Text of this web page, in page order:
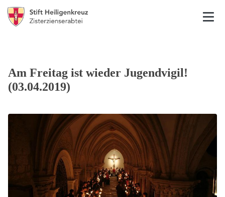
Am Freitag ist wieder Jugendvigil!
(03.04.2019)